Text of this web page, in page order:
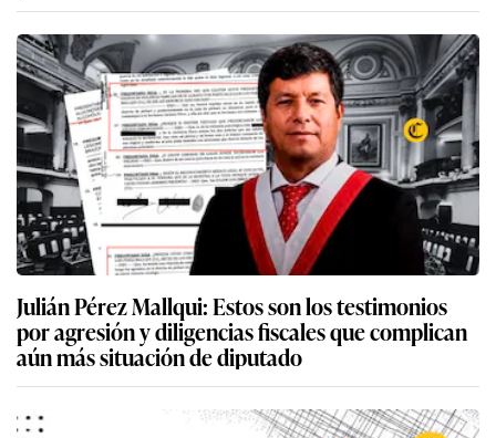
Julián Pérez Mallqui: Estos son los testimonios
por agresión y diligencias fiscales que complican
aún más situación de diputado